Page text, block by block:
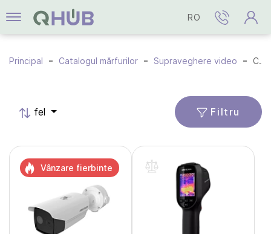
RO
Principal Catalogul mărfurilor Supraveghere video Camere termice
fel Filtru
Vânzare fierbinte